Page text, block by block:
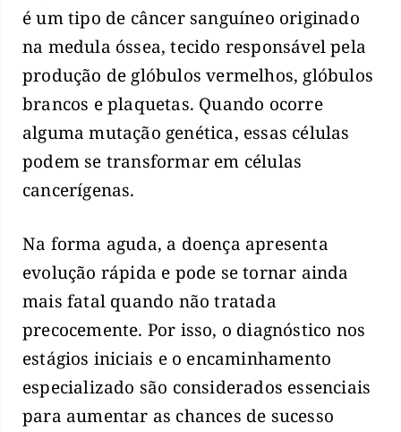
é um tipo de câncer sanguíneo originado
na medula óssea, tecido responsável pela
produção de glóbulos vermelhos, glóbulos
brancos e plaquetas. Quando ocorre
alguma mutação genética, essas células
podem se transformar em células
cancerígenas.
Na forma aguda, a doença apresenta
evolução rápida e pode se tornar ainda
mais fatal quando não tratada
precocemente. Por isso, o diagnóstico nos
estágios iniciais e o encaminhamento
especializado são considerados essenciais
para aumentar as chances de sucesso